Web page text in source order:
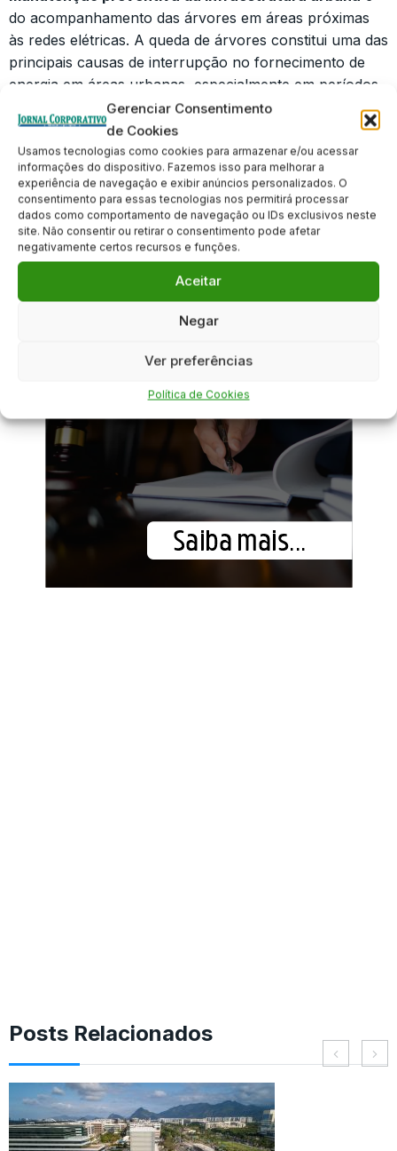
Gerenciar Consentimento
de Cookies
Usamos tecnologias como cookies para armazenar e/ou acessar
informações do dispositivo. Fazemos isso para melhorar a
experiência de navegação e exibir anúncios personalizados. O
consentimento para essas tecnologias nos permitirá processar
dados como comportamento de navegação ou IDs exclusivos neste
site. Não consentir ou retirar o consentimento pode afetar
negativamente certos recursos e funções.
Aceitar
Negar
Ver preferências
Política de Cookies
do acompanhamento das árvores em áreas próximas
às redes elétricas. A queda de árvores constitui uma das
principais causas de interrupção no fornecimento de
energia em áreas urbanas, especialmente em períodos
de chuvas intensas ou ventos fortes.
A resposta coordenada entre prefeitura e
concessionária de energia demonstrou a importância da
integração entre os órgãos públicos e privados para
resolver rapidamente situações emergenciais que
afetam a qualidade de vida dos cidadãos.
Clique para aceitar os cookies marketing
e ativar este conteúdo
Posts Relacionados